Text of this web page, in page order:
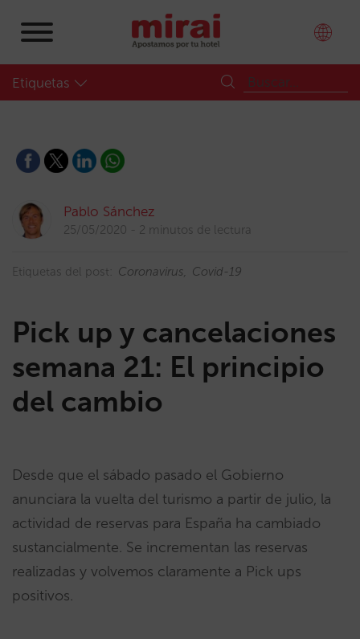
Etiquetas
Pablo Sánchez
25/05/2020 2 minutos de lectura
Etiquetas del post: Coronavirus Covid-19
Pick up y cancelaciones
semana 21: El principio
del cambio
Desde que el sábado pasado el Gobierno
anunciara la vuelta del turismo a partir de julio, la
actividad de reservas para España ha cambiado
sustancialmente. Se incrementan las reservas
realizadas y volvemos claramente a Pick ups
positivos.